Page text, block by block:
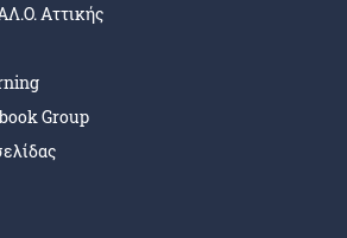
Αττικής
Group